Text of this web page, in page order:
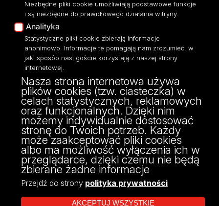
Eksperci UŁ
Polityka Prywatności
Dostępność
ul. Narutowicza 68, 90-136 Łódź
NIP: 724 000 32 43
Adres do doręczeń elektronicznych (ADE):
AE:PL-74796-17640-IHHIV-17
KONTAKT
Niezbędne pliki cookie umożliwiają podstawowe funkcje
i są niezbędne do prawidłowego działania witryny.
Analityka
Statystyczne pliki cookie zbierają informacje
anonimowo. Informacje te pomagają nam zrozumieć, w
jaki sposób nasi goście korzystają z naszej strony
internetowej.
Nasza strona internetowa używa
plików cookies (tzw. ciasteczka) w
celach statystycznych, reklamowych
oraz funkcjonalnych. Dzięki nim
możemy indywidualnie dostosować
stronę do Twoich potrzeb. Każdy
może zaakceptować pliki cookies
albo ma możliwość wyłączenia ich w
przeglądarce, dzięki czemu nie będą
zbierane żadne informacje
Przejdź do strony polityka prywatności
AKCEPTUJ WSZYSTKIE